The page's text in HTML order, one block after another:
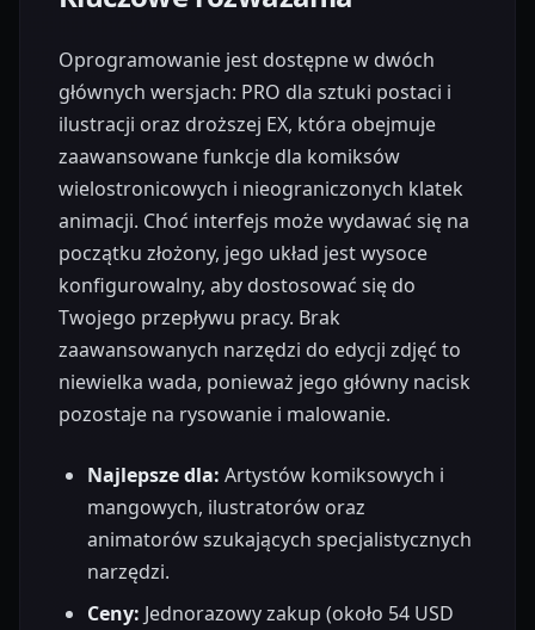
Oprogramowanie jest dostępne w dwóch
głównych wersjach: PRO dla sztuki postaci i
ilustracji oraz droższej EX, która obejmuje
zaawansowane funkcje dla komiksów
wielostronicowych i nieograniczonych klatek
animacji. Choć interfejs może wydawać się na
początku złożony, jego układ jest wysoce
konfigurowalny, aby dostosować się do
Twojego przepływu pracy. Brak
zaawansowanych narzędzi do edycji zdjęć to
niewielka wada, ponieważ jego główny nacisk
pozostaje na rysowanie i malowanie.
Najlepsze dla: Artystów komiksowych i
mangowych, ilustratorów oraz
animatorów szukających specjalistycznych
narzędzi.
Ceny: Jednorazowy zakup (około 54 USD